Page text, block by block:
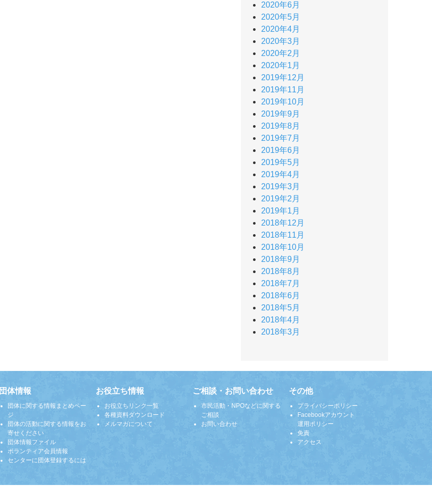
2020年6月
2020年5月
2020年4月
2020年3月
2020年2月
2020年1月
2019年12月
2019年11月
2019年10月
2019年9月
2019年8月
2019年7月
2019年6月
2019年5月
2019年4月
2019年3月
2019年2月
2019年1月
2018年12月
2018年11月
2018年10月
2018年9月
2018年8月
2018年7月
2018年6月
2018年5月
2018年4月
2018年3月
団体情報
団体に関する情報まとめペー
ジ
団体の活動に関する情報をお
寄せください
団体情報ファイル
ボランティア会員情報
センターに団体登録するには
お役立ち情報
お役立ちリンク一覧
各種資料ダウンロード
メルマガについて
ご相談・お問い合わせ
市民活動・NPOなどに関する
ご相談
お問い合わせ
その他
プライバシーポリシー
Facebookアカウント
運用ポリシー
免責
アクセス